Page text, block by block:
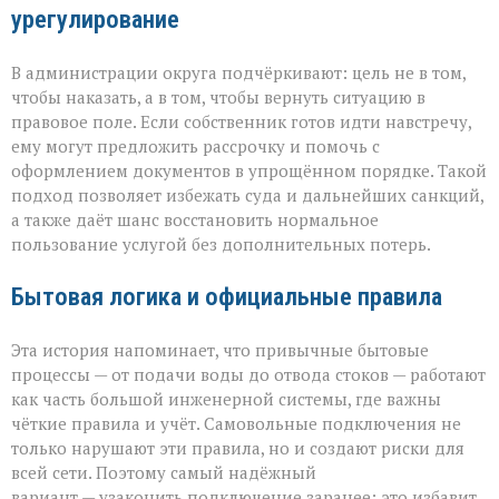
урегулирование
В администрации округа подчёркивают: цель не в том,
чтобы наказать, а в том, чтобы вернуть ситуацию в
правовое поле. Если собственник готов идти навстречу,
ему могут предложить рассрочку и помочь с
оформлением документов в упрощённом порядке. Такой
подход позволяет избежать суда и дальнейших санкций,
а также даёт шанс восстановить нормальное
пользование услугой без дополнительных потерь.
Бытовая логика и официальные правила
Эта история напоминает, что привычные бытовые
процессы — от подачи воды до отвода стоков — работают
как часть большой инженерной системы, где важны
чёткие правила и учёт. Самовольные подключения не
только нарушают эти правила, но и создают риски для
всей сети. Поэтому самый надёжный